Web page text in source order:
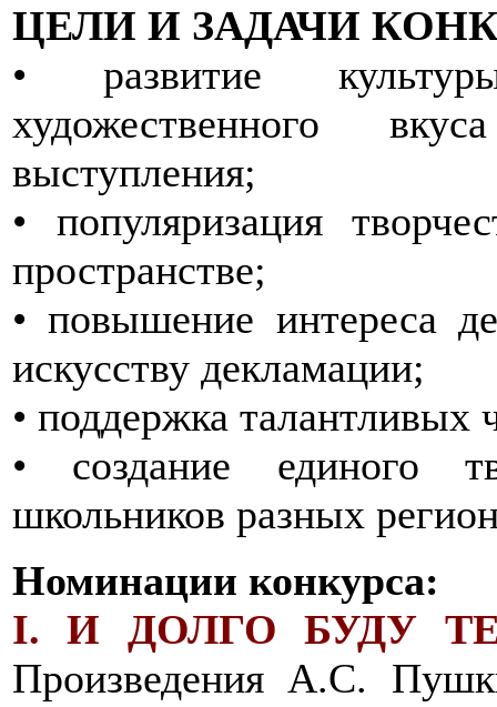
ЦЕЛИ И ЗАДАЧИ
• развитие
художественного
выступления;
• популяризация
пространстве;
• повышение интереса
искусству декламации;
• поддержка талантливых
• создание единого
школьников разных
Номинации конкурса:
I. И ДОЛГО БУДУ
Произведения А.С.